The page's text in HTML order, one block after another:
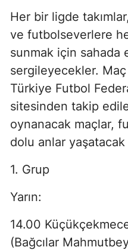
Her bir ligde
ve futbolseverlere
sunmak için sahada
sergileyecekler. Maç
Türkiye Futbol
sitesinden takip
oynanacak maçlar,
dolu anlar
1. Grup
Yarın:
14.00
(Bağcılar